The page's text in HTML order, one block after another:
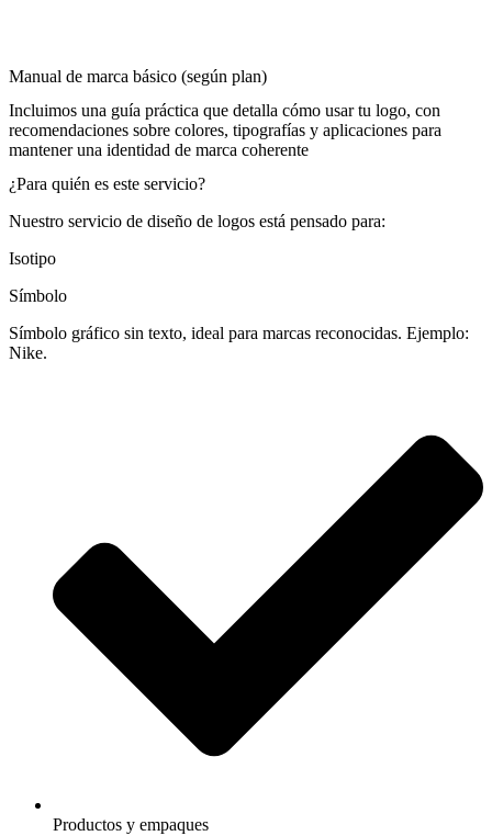
Manual de marca básico (según plan)
Incluimos una guía práctica que detalla cómo usar tu logo, con
recomendaciones sobre colores, tipografías y aplicaciones para
mantener una identidad de marca coherente
¿Para quién es este servicio?
Nuestro servicio de diseño de logos está pensado para:
Isotipo
Símbolo
Símbolo gráfico sin texto, ideal para marcas reconocidas. Ejemplo:
Nike.
Productos y empaques